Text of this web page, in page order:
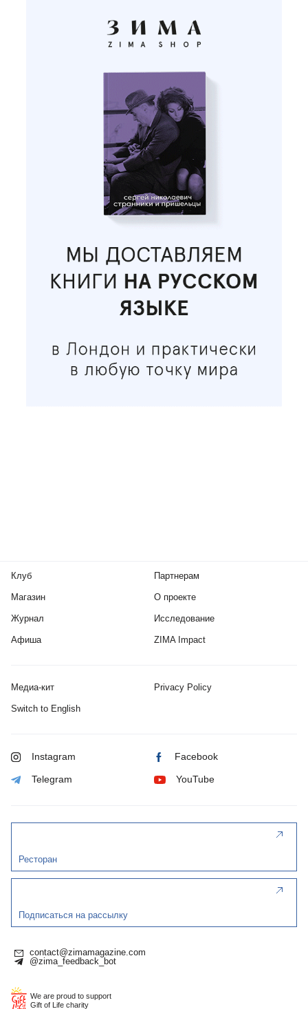
Клуб
Магазин
Журнал
Афиша
Партнерам
О проекте
Исследование
ZIMA Impact
Медиа-кит Privacy Policy
Switch to English
Instagram Facebook
Telegram YouTube
Ресторан
Подписаться на рассылку
contact@zimamagazine.com
@zima_feedback_bot
We are proud to support
Gift of Life charity